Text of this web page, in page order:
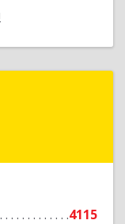
4115
ул, дом № 58